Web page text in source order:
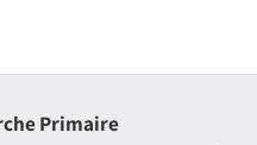
Primaire